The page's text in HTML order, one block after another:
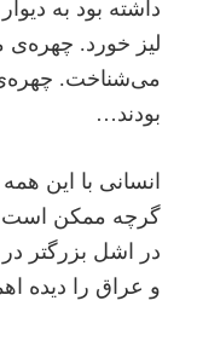
داشته بود به
لیز خورد.
می‌شناخت.
بودند…
انسانی با این
گرچه ممکن است
در اشل بزرگتر
و عراق را دیده